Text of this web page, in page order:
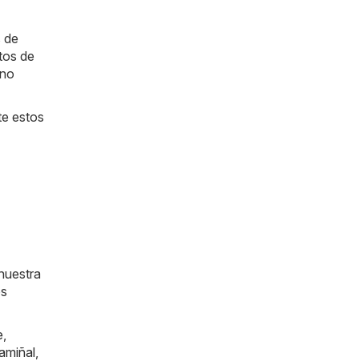
de
de
estos